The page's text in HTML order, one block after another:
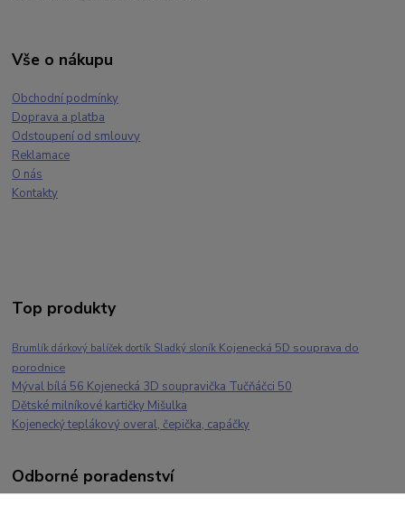
Vše o nákupu
Obchodní podmínky
Doprava a platba
Odstoupení od smlouvy
Reklamace
O nás
Kontakty
Top produkty
Brumlík dárkový balíček dortík Sladký sloník Kojenecká 5D souprava do
porodnice
Mýval bílá 56 Kojenecká 3D soupravička Tučňáčci 50
Dětské milníkové kartičky Mišulka
Kojenecký teplákový overal, čepička, capáčky
Odborné poradenství